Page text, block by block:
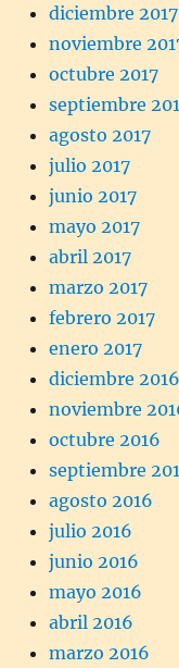
diciembre 2017
noviembre
octubre 2017
septiembre
agosto 2017
julio 2017
junio 2017
mayo 2017
abril 2017
marzo 2017
febrero 2017
enero 2017
diciembre 2016
noviembre
octubre 2016
septiembre
agosto 2016
julio 2016
junio 2016
mayo 2016
abril 2016
marzo 2016